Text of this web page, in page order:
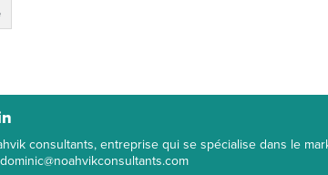
consultants, entreprise qui se spécialise dans le